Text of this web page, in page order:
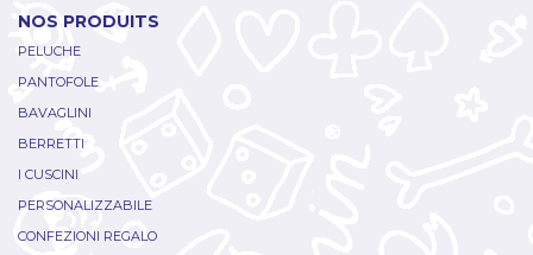
NOS PRODUITS
PELUCHE
PANTOFOLE
BAVAGLINI
BERRETTI
I CUSCINI
PERSONALIZZABILE
CONFEZIONI REGALO